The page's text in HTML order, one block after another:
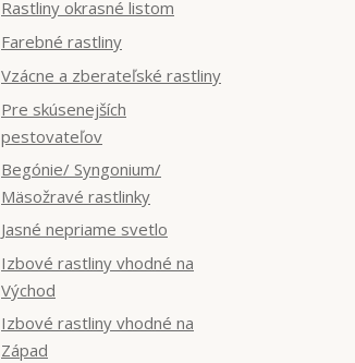
Rastliny okrasné listom
Farebné rastliny
Vzácne a zberateľské rastliny
Pre skúsenejších
pestovateľov
Begónie/ Syngonium/
Mäsožravé rastlinky
Jasné nepriame svetlo
Izbové rastliny vhodné na
Východ
Izbové rastliny vhodné na
Západ